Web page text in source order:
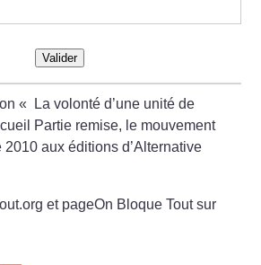
Valider
«
La volonté d’une unité de
Partie remise, le mouvement
2010 aux éditions d’Alternative
et pageOn Bloque Tout sur